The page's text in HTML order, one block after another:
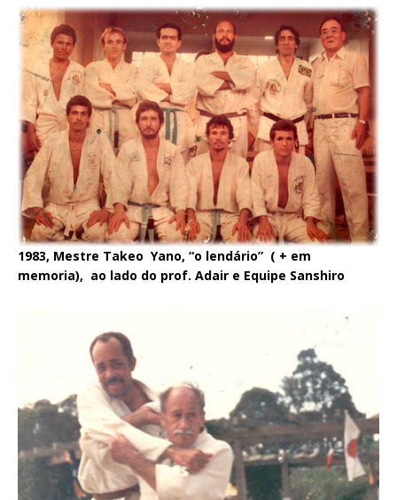
1983, Mestre Takeo Yano, “o lendário” ( + em
memoria), ao lado do prof. Adair e Equipe Sanshiro